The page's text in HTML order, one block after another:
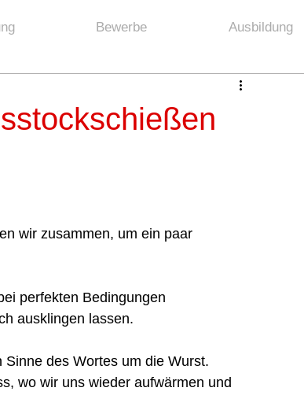
Bewerbe Ausbildung
wir zusammen, um ein paar
perfekten Bedingungen
ausklingen lassen.
des Wortes um die Wurst.
wo wir uns wieder aufwärmen und